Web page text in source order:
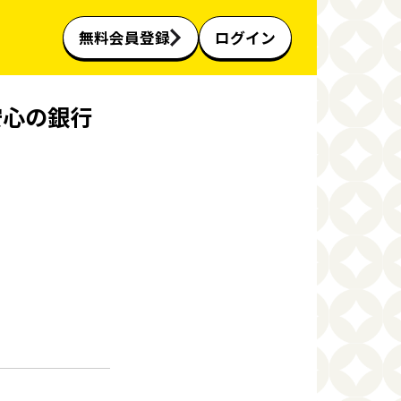
無料会員登録 ログイン
の銀行